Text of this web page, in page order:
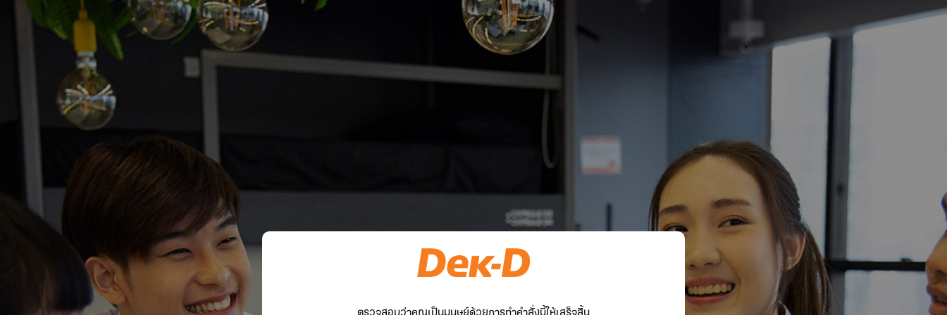
ตรวจสอบว่าคุณเป็นมนุษย์ด้วยการทำคำสั่งนี้ให้เสร็จสิ้น